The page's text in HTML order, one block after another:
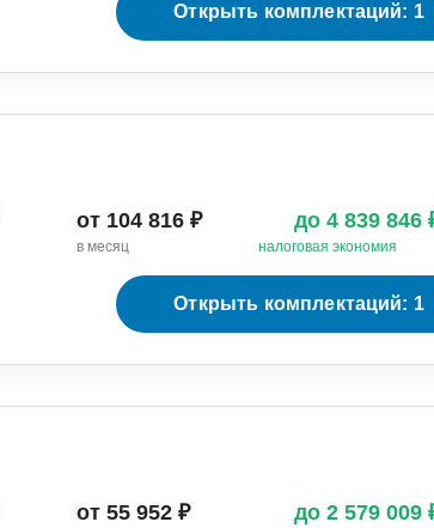
Открыть комплектаций: 1
от 104 816 ₽
в месяц
до 4 839 846
налоговая экономия
Открыть комплектаций: 1
от 55 952 ₽ до 2 579 009